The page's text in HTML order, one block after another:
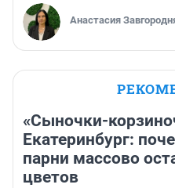
Анастасия
«Сыночки-
Екатеринбург:
парни массово
цветов